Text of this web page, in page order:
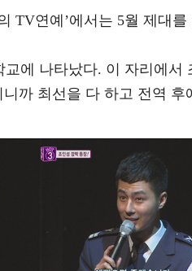
TV연예’에서는 5월 제대
에 나타났다. 이 자리에서
까 최선을 다 하고 전역